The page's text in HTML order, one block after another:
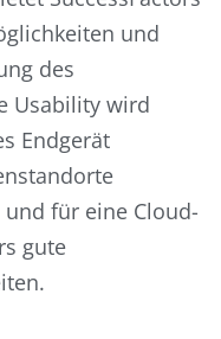
und
des
Usability wird
Endgerät
für eine Cloud-
gute